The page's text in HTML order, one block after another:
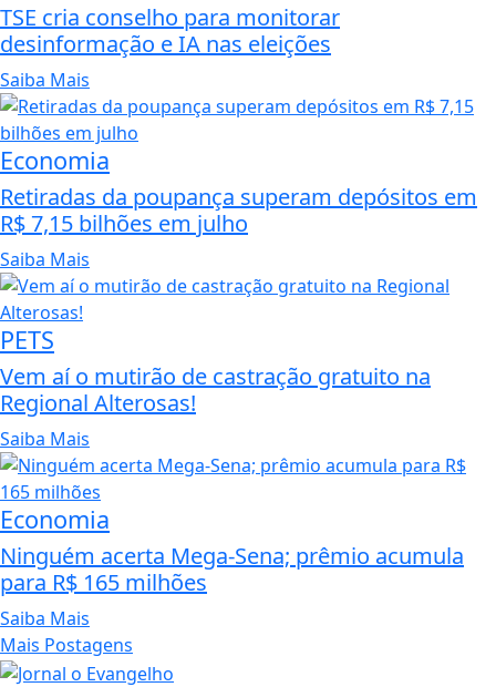
TSE cria conselho para monitorar
desinformação e IA nas eleições
Saiba Mais
Economia
Retiradas da poupança superam depósitos em
R$ 7,15 bilhões em julho
Saiba Mais
PETS
Vem aí o mutirão de castração gratuito na
Regional Alterosas!
Saiba Mais
Economia
Ninguém acerta Mega-Sena; prêmio acumula
para R$ 165 milhões
Saiba Mais
Mais Postagens